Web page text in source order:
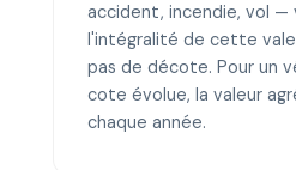
accident, incendie, vol —
l'intégralité de cette
pas de décote. Pour un
cote évolue, la valeur
chaque année.